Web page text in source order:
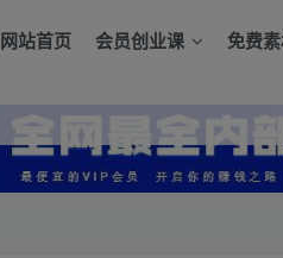
网站首页 会员创业课 免费